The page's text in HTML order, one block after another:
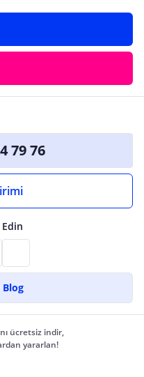
79 76
Blog
ücretsiz indir,
yararlan!